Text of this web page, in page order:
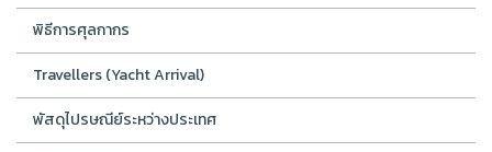
พิธีการศุลกากร
Travellers (Yacht Arrival)
พัสดุไปรษณีย์ระหว่างประเทศ